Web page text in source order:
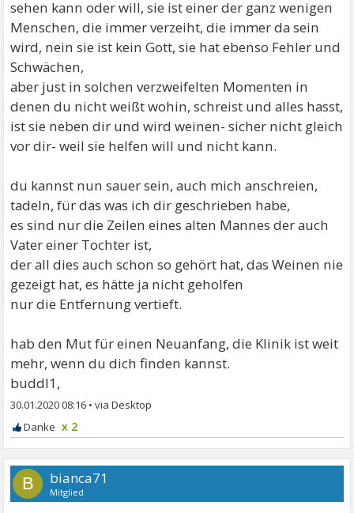
sehen kann oder will, sie ist einer der ganz wenigen
Menschen, die immer verzeiht, die immer da sein
wird, nein sie ist kein Gott, sie hat ebenso Fehler und
Schwächen,
aber just in solchen verzweifelten Momenten in
denen du nicht weißt wohin, schreist und alles hasst,
ist sie neben dir und wird weinen- sicher nicht gleich
vor dir- weil sie helfen will und nicht kann.
du kannst nun sauer sein, auch mich anschreien,
tadeln, für das was ich dir geschrieben habe,
es sind nur die Zeilen eines alten Mannes der auch
Vater einer Tochter ist,
der all dies auch schon so gehört hat, das Weinen nie
gezeigt hat, es hätte ja nicht geholfen
nur die Entfernung vertieft.
hab den Mut für einen Neuanfang, die Klinik ist weit
mehr, wenn du dich finden kannst.
buddl1,
30.01.2020 08:16 •
x 2
B bianca71
Mitglied